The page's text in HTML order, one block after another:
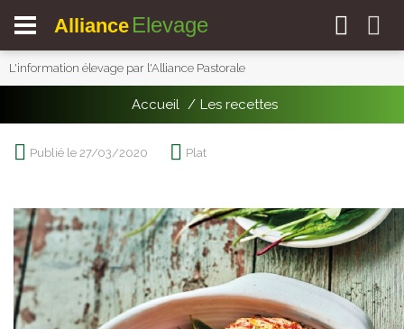
Alliance Elevage
L'information élevage par l'Alliance Pastorale
Accueil Les recettes
Publié le 27/03/2020 Plat